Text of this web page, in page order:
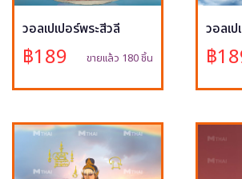
วอลเปเปอร์พระสีวลี
฿189 ขายแล้ว 180 ชิ้น
วอลเป
฿